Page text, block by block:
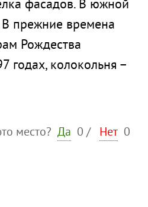
фасадов. В южной
В прежние времена
Рождества
годах, колокольня –
место? Да 0 / Нет 0